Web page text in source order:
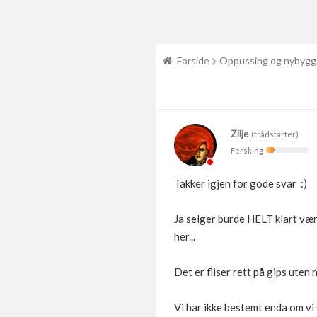
Forside Oppussing og
Zilje(trådstarter)
Fersking
Takker igjen for gode svar :)
Ja selger burde HELT klart
her...
Det er fliser rett på gips uten
Vi har ikke bestemt enda om